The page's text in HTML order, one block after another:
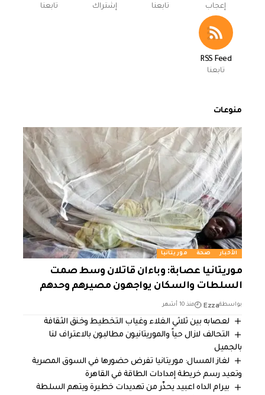
إعجاب تابعنا إشتراك تابعنا
RSS Feed
تابعنا
منوعات
الأخبار صحة موريتانيا
موريتانيا عصابة: وباءان قاتلان وسط صمت
السلطات والسكان يواجهون مصيرهم وحدهم
بواسطةEzza منذ 10 أشهر
لعصابه بين ثلاثي الغلاء وغياب التخطيط وخنق الثقافة
التحالف لازال حياً والموريتانيون مطالبون بالاعتراف لنا
بالجميل
لغاز المسال: موريتانيا تفرض حضورها في السوق المصرية
وتعيد رسم خريطة إمدادات الطاقة في القاهرة
بيرام الداه اعبيد يحذّر من تهديدات خطيرة ويتهم السلطة